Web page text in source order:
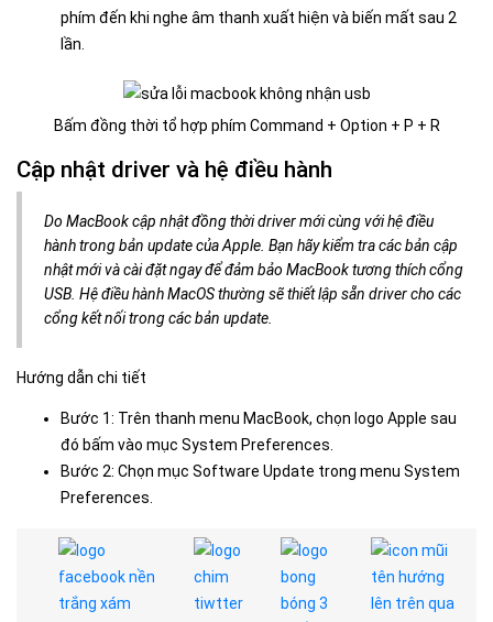
phím đến khi nghe âm thanh xuất hiện và biến mất sau 2
lần.
Bấm đồng thời tổ hợp phím Command + Option + P + R
Cập nhật driver và hệ điều hành
Do MacBook cập nhật đồng thời driver mới cùng với hệ điều
hành trong bản update của Apple. Bạn hãy kiểm tra các bản cập
nhật mới và cài đặt ngay để đảm bảo MacBook tương thích cổng
USB. Hệ điều hành MacOS thường sẽ thiết lập sẵn driver cho các
cổng kết nối trong các bản update.
Hướng dẫn chi tiết
Bước 1: Trên thanh menu MacBook, chọn logo Apple sau
đó bấm vào mục System Preferences.
Bước 2: Chọn mục Software Update trong menu System
Preferences.